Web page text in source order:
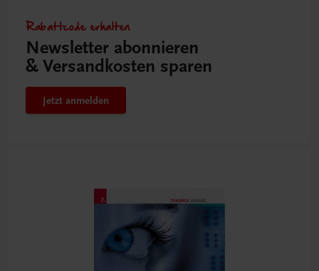
Rabattcode erhalten
Newsletter abonnieren
& Versandkosten sparen
Jetzt anmelden